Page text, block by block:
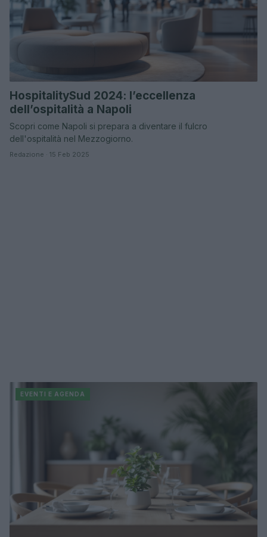
HospitalitySud 2024: l’eccellenza
dell’ospitalità a Napoli
Scopri come Napoli si prepara a diventare il fulcro
dell'ospitalità nel Mezzogiorno.
Redazione · 15 Feb 2025
EVENTI E AGENDA